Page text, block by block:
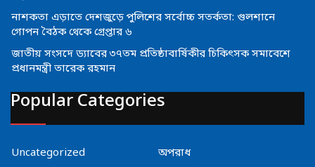
নাশকতা এড়াতে দেশজুড়ে পুলিশের সর্বোচ্চ সতর্কতা: গুলশানে
গোপন বৈঠক থেকে গ্রেপ্তার ৬
জাতীয় সংসদে ড্যাবের ৩৭তম প্রতিষ্ঠাবার্ষিকীর চিকিৎসক সমাবেশে
প্রধানমন্ত্রী তারেক রহমান
Popular Categories
Uncategorized
অপরাধ